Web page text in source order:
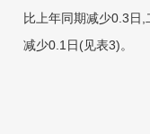
比上年同期减少0.3日
减少0.1日(见表3)。